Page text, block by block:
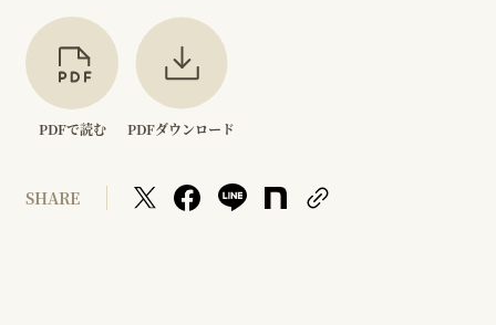
PDFで読む PDFダウンロード
SHARE